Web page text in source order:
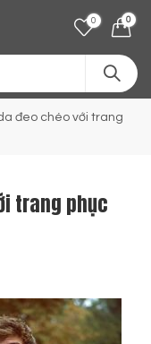
0 0
đeo chéo với trang
trang phục